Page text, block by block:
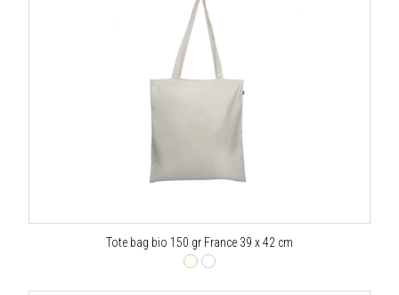
Tote bag bio 150 gr France 39 x 42 cm